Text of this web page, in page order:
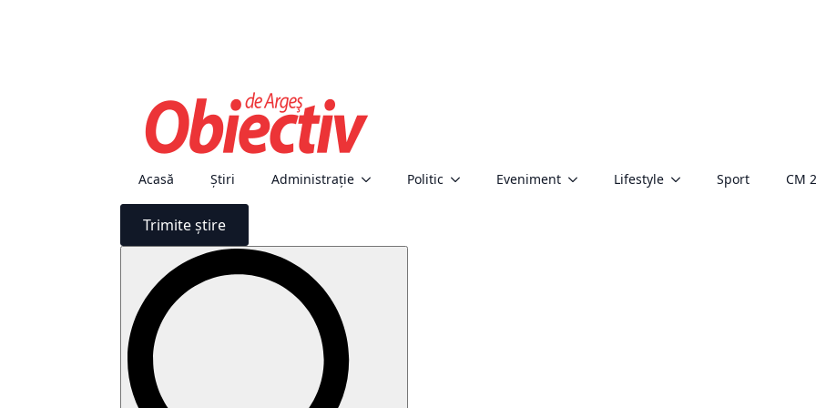
Acasă Știri Administraţie Politic Eveniment Lifestyle Sport CM
Trimite știre